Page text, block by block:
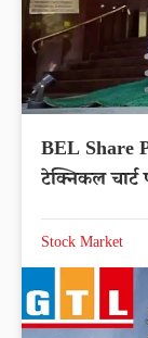
BEL Share
टेक्निकल चार्ट
Stock Market